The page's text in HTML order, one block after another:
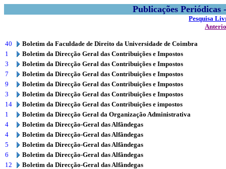
Publicações
Pesquisa
40
Boletim da Faculdade de Direito da Universidade de Coimbra
1
Boletim da Direcção Geral das Contribuições e Impostos
3
Boletim da Direcção Geral das Contribuições e Impostos
7
Boletim da Direcção Geral das Contribuições e Impostos
9
Boletim da Direcção Geral das Contribuições e Impostos
3
Boletim da Direcção Geral das Contribuições e Impostos
14
Boletim da Direcção Geral das Contribuições e impostos
1
Boletim da Direcção Geral da Organização Administrativa
4
Boletim da Direcção-Geral das Alfândegas
4
Boletim da Direcção-Geral das Alfândegas
5
Boletim da Direcção-Geral das Alfândegas
6
Boletim da Direcção-Geral das Alfândegas
12
Boletim da Direcção-Geral das Alfândegas